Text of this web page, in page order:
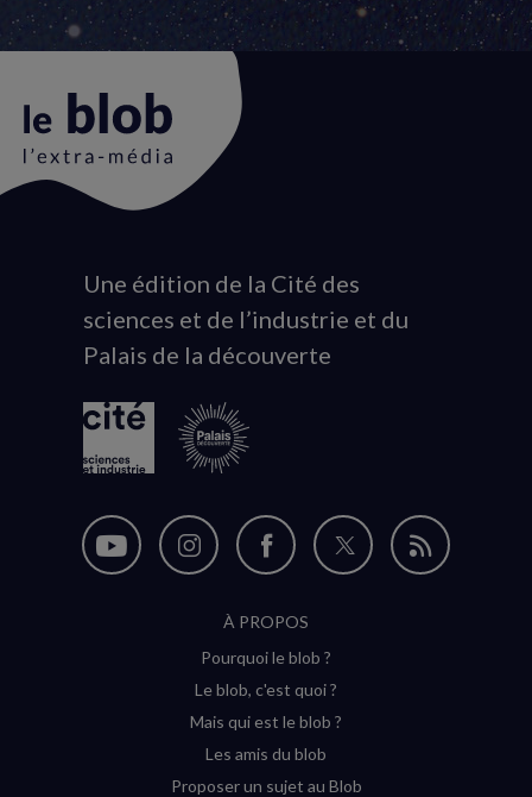
Animation
du
logo
Une édition de la Cité des
sciences et de l’industrie et du
Palais de la découverte
Nous
Nous
Instagram
(nouvelle
Nous
sur
Facebook
(nouvelle
Nous
Flux
À PROPOS
Pourquoi le blob ?
Le blob, c'est quoi ?
Mais qui est le blob ?
Les amis du blob
Proposer un sujet au Blob